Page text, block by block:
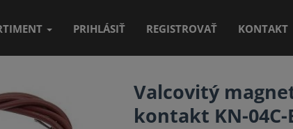
PRIHLÁSIŤ REGISTROVAŤ KONTAKT
Valcovitý
kontakt KN-04C-